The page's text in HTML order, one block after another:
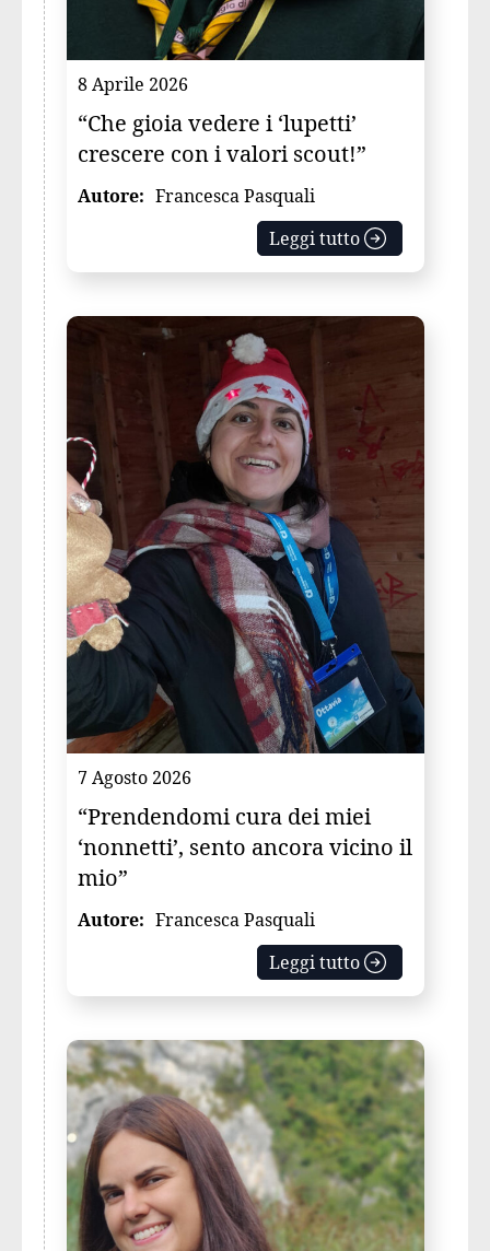
8 Aprile 2026
“Che gioia vedere i ‘lupetti’
crescere con i valori scout!”
Autore: Francesca Pasquali
Leggi tutto
7 Agosto 2026
“Prendendomi cura dei miei
‘nonnetti’, sento ancora vicino il
mio”
Autore: Francesca Pasquali
Leggi tutto